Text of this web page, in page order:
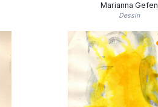
Marianna Gefen
Dessin